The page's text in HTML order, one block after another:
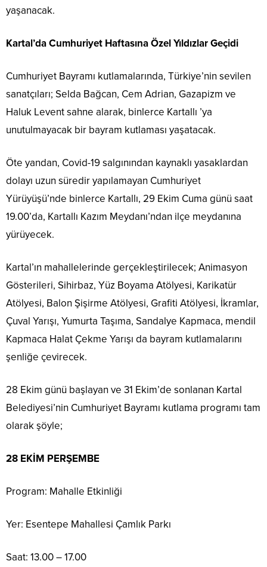
yaşanacak.
Kartal’da Cumhuriyet Haftasına Özel Yıldızlar Geçidi
Cumhuriyet Bayramı kutlamalarında, Türkiye’nin sevilen
sanatçıları; Selda Bağcan, Cem Adrian, Gazapizm ve
Haluk Levent sahne alarak, binlerce Kartallı ’ya
unutulmayacak bir bayram kutlaması yaşatacak.
Öte yandan, Covid-19 salgınından kaynaklı yasaklardan
dolayı uzun süredir yapılamayan Cumhuriyet
Yürüyüşü’nde binlerce Kartallı, 29 Ekim Cuma günü saat
19.00’da, Kartallı Kazım Meydanı’ndan ilçe meydanına
yürüyecek.
Kartal’ın mahallelerinde gerçekleştirilecek; Animasyon
Gösterileri, Sihirbaz, Yüz Boyama Atölyesi, Karikatür
Atölyesi, Balon Şişirme Atölyesi, Grafiti Atölyesi, İkramlar,
Çuval Yarışı, Yumurta Taşıma, Sandalye Kapmaca, mendil
Kapmaca Halat Çekme Yarışı da bayram kutlamalarını
şenliğe çevirecek.
28 Ekim günü başlayan ve 31 Ekim’de sonlanan Kartal
Belediyesi’nin Cumhuriyet Bayramı kutlama programı tam
olarak şöyle;
28 EKİM PERŞEMBE
Program: Mahalle Etkinliği
Yer: Esentepe Mahallesi Çamlık Parkı
Saat: 13.00 – 17.00